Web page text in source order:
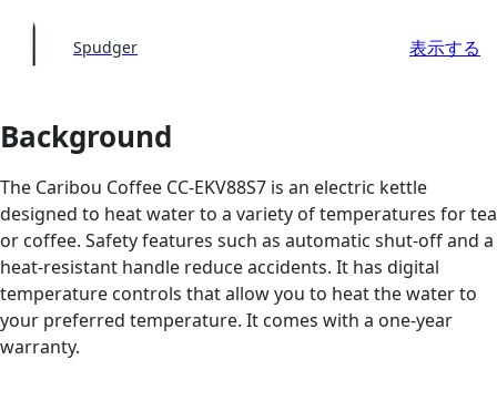
Spudger 表示する
Background
The Caribou Coffee CC-EKV88S7 is an electric kettle
designed to heat water to a variety of temperatures for tea
or coffee. Safety features such as automatic shut-off and a
heat-resistant handle reduce accidents. It has digital
temperature controls that allow you to heat the water to
your preferred temperature. It comes with a one-year
warranty.